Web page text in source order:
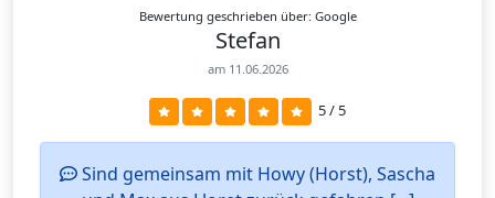
Bewertung geschrieben über: Google
Stefan
am 11.06.2026
5 / 5
Sind gemeinsam mit Howy (Horst), Sascha